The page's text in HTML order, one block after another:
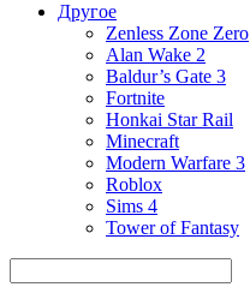
Другое
Zenless Zone Zero
Alan Wake 2
Baldur’s Gate 3
Fortnite
Honkai Star Rail
Minecraft
Modern Warfare 3
Roblox
Sims 4
Tower of Fantasy